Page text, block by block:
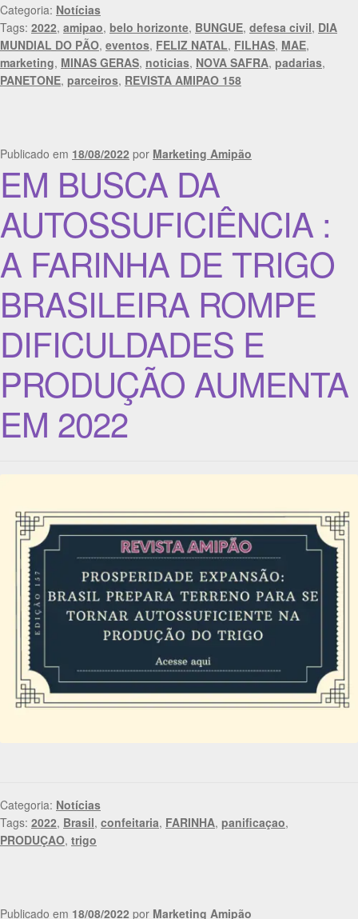
Categoria: Notícias
Tags: 2022, amipao, belo horizonte, BUNGUE, defesa civil, DIA
MUNDIAL DO PÃO, eventos, FELIZ NATAL, FILHAS, MAE,
marketing, MINAS GERAS, noticias, NOVA SAFRA, padarias,
PANETONE, parceiros, REVISTA AMIPAO 158
Publicado em 18/08/2022 por Marketing Amipão
EM BUSCA DA
AUTOSSUFICIÊNCIA :
A FARINHA DE TRIGO
BRASILEIRA ROMPE
DIFICULDADES E
PRODUÇÃO AUMENTA
EM 2022
Categoria: Notícias
Tags: 2022, Brasil, confeitaria, FARINHA, panificaçao,
PRODUÇAO, trigo
Publicado em 18/08/2022 por Marketing Amipão